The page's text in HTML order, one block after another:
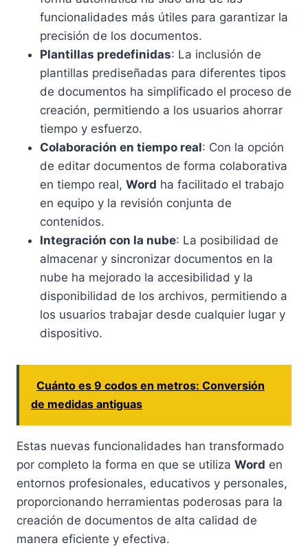
funcionalidades más útiles para garantizar la
precisión de los documentos.
Plantillas predefinidas: La inclusión de
plantillas prediseñadas para diferentes tipos
de documentos ha simplificado el proceso de
creación, permitiendo a los usuarios ahorrar
tiempo y esfuerzo.
Colaboración en tiempo real: Con la opción
de editar documentos de forma colaborativa
en tiempo real, Word ha facilitado el trabajo
en equipo y la revisión conjunta de
contenidos.
Integración con la nube: La posibilidad de
almacenar y sincronizar documentos en la
nube ha mejorado la accesibilidad y la
disponibilidad de los archivos, permitiendo a
los usuarios trabajar desde cualquier lugar y
dispositivo.
Cuánto es 9 codos en metros: Conversión
de medidas antiguas
Estas nuevas funcionalidades han transformado
por completo la forma en que se utiliza Word en
entornos profesionales, educativos y personales,
proporcionando herramientas poderosas para la
creación de documentos de alta calidad de
manera eficiente y efectiva.